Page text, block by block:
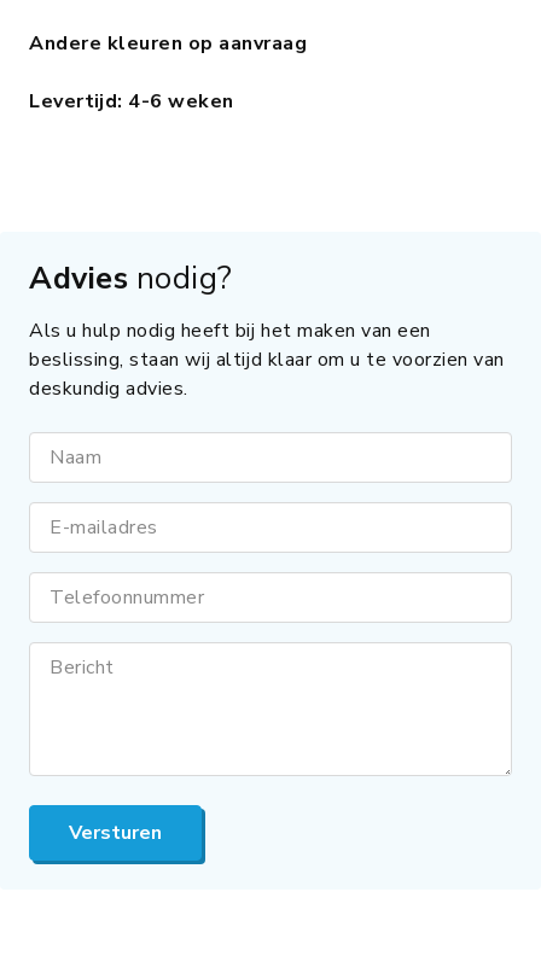
Andere kleuren op aanvraag
Levertijd: 4-6 weken
Advies nodig?
Als u hulp nodig heeft bij het maken van een
beslissing, staan wij altijd klaar om u te voorzien van
deskundig advies.
Naam
E-mailadres
Telefoonnummer
Bericht
Versturen